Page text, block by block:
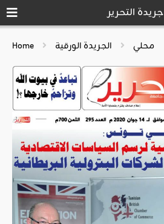
جريدة التحرير
Home محلي الجريدة الورقية